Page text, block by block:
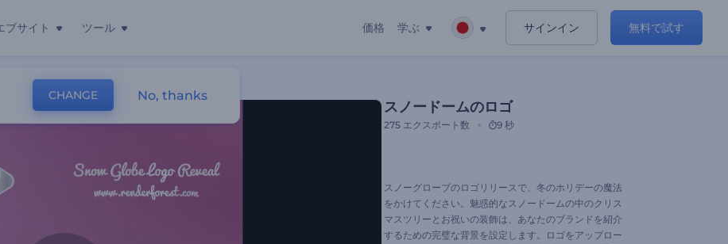
ブサイト ツール 価格 学ぶ サインイン 無料で試す
スノードームのロゴ
275 エクスポート数 9 秒
スノーグローブのロゴリリースで、冬のホリデーの魔法
をかけてください。魅惑的なスノードームの中のクリス
マスツリーとお祝いの装飾は、あなたのブランドを紹介
するための完璧な背景を設定します。ロゴをアップロー
CHANGE No, thanks